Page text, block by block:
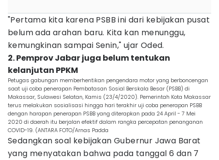
"Pertama kita karena PSBB ini dari kebijakan pusat
belum ada arahan baru. Kita kan menunggu,
kemungkinan sampai Senin," ujar Oded.
2. Pemprov Jabar juga belum tentukan
kelanjutan PPKM
Petugas gabungan memberhentikan pengendara motor yang berboncengan
saat uji coba penerapan Pembatasan Sosial Berskala Besar (PSBB) di
Makassar, Sulawesi Selatan, Kamis (23/4/2020). Pemerintah Kota Makassar
terus melakukan sosialisasi hingga hari terakhir uji coba penerapan PSBB
dengan harapan penerapan PSBB yang diterapkan pada 24 April - 7 Mei
2020 di daerah itu berjalan efektif dalam rangka percepatan penanganan
COVID-19. (ANTARA FOTO/Arnas Padda
Sedangkan soal kebijakan Gubernur Jawa Barat
yang menyatakan bahwa pada tanggal 6 dan 7